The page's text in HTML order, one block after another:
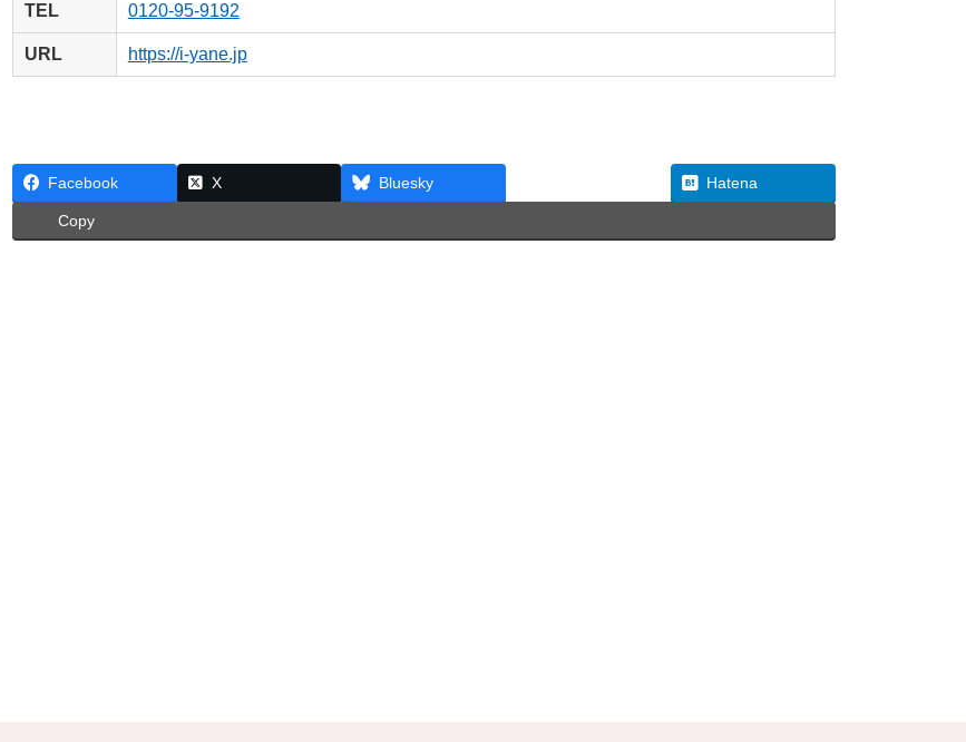
TEL 0120-95-9192
URL https://i-yane.jp
Facebook X Bluesky Hatena
Copy